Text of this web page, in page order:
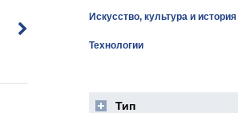
Искусство, культура и история
Технологии
Тип